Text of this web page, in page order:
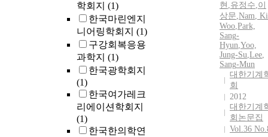
학회지 (1)
한국마린엔지
니어링학회지 (1)
구강회복응용
과학지 (1)
한국광학회지
(1)
한국여가레크
리에이션학회지
(1)
한국한의학연
현 ,유정수,이
상문,Nam,
Woo,Park,
Sang-
Hyun,Yoo,
Jung-Su,Lee,
Sang-Mun
대한기계
회
2012
대한기계
회논문집
Vol.36